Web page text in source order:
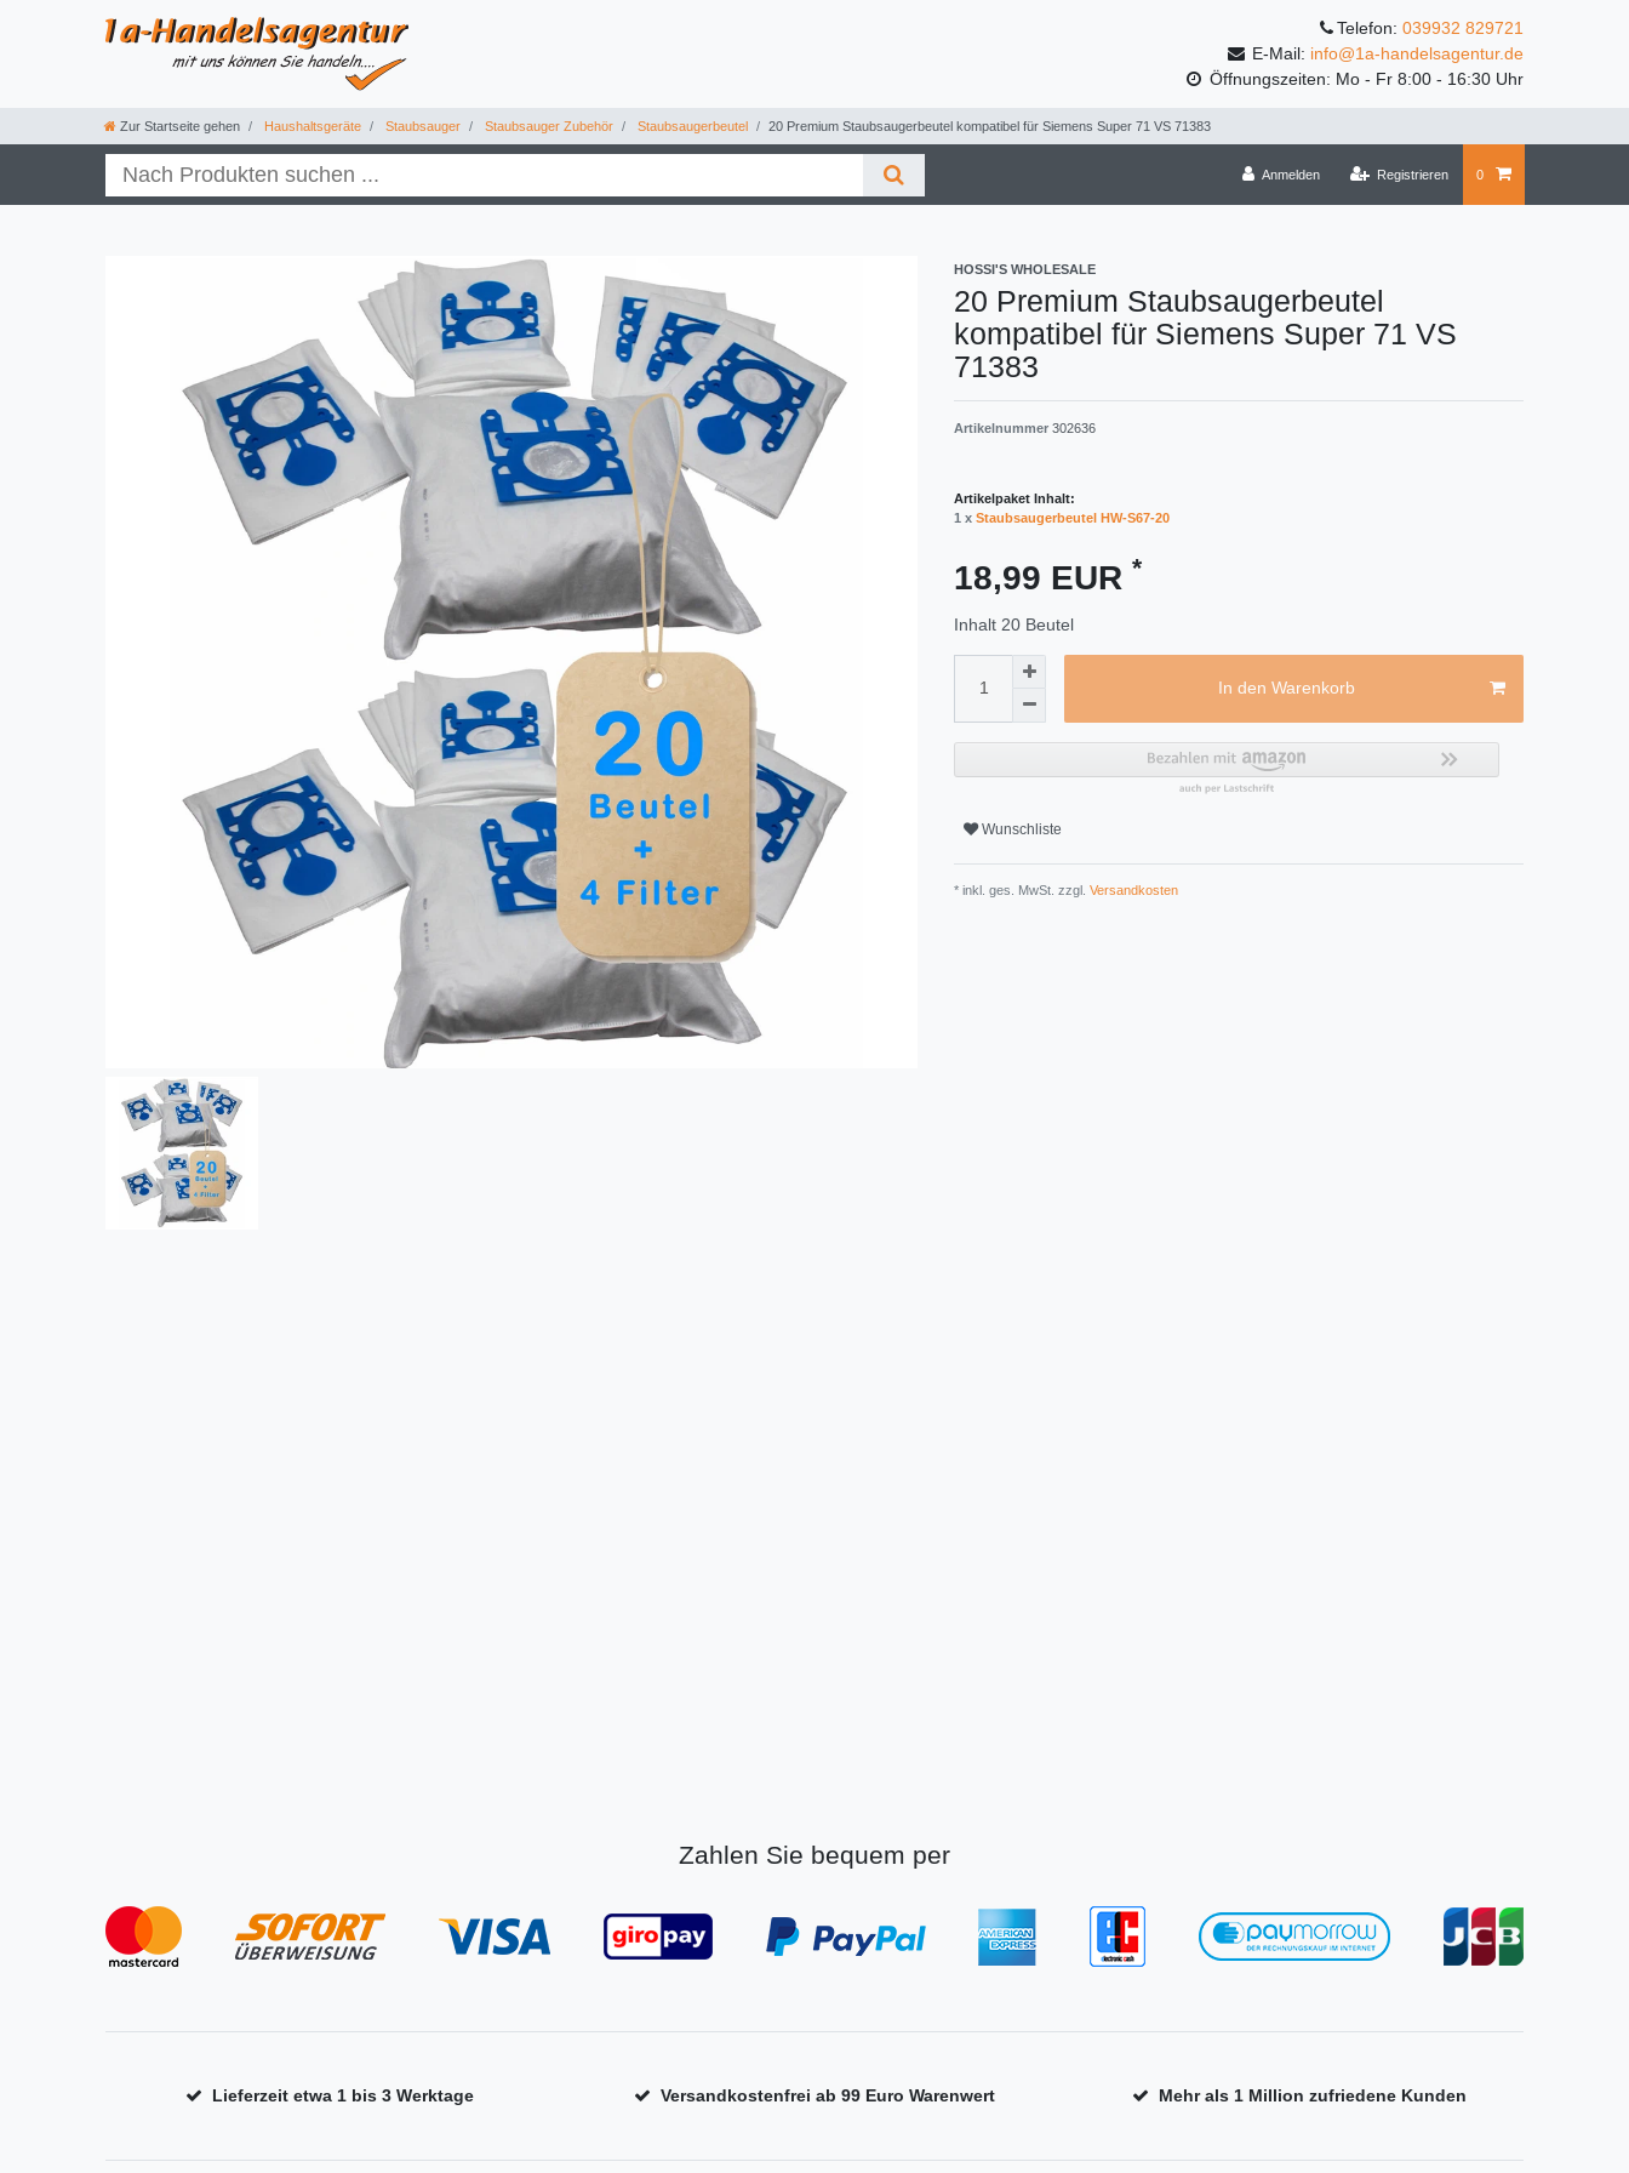
Telefon: 039932 829721
E-Mail: info@1a-handelsagentur.de
Öffnungszeiten: Mo - Fr 8:00 - 16:30 Uhr
Zur Startseite gehen Haushaltsgeräte Staubsauger Staubsauger Zubehör Staubsaugerbeutel 20 Premium Staubsaugerbeutel kompatibel für Siemens Super 71 VS 71383
Anmelden Registrieren 0
HOSSI'S WHOLESALE
20 Premium Staubsaugerbeutel
kompatibel für Siemens Super 71 VS
71383
Artikelnummer 302636
Artikelpaket Inhalt:
1 x Staubsaugerbeutel HW-S67-20
18,99 EUR *
Inhalt 20 Beutel
In den Warenkorb
Wunschliste
* inkl. ges. MwSt. zzgl. Versandkosten
Zahlen Sie bequem per
Lieferzeit etwa 1 bis 3 Werktage Versandkostenfrei ab 99 Euro Warenwert Mehr als 1 Million zufriedene Kunden